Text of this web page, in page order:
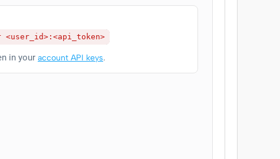
in your account API keys.